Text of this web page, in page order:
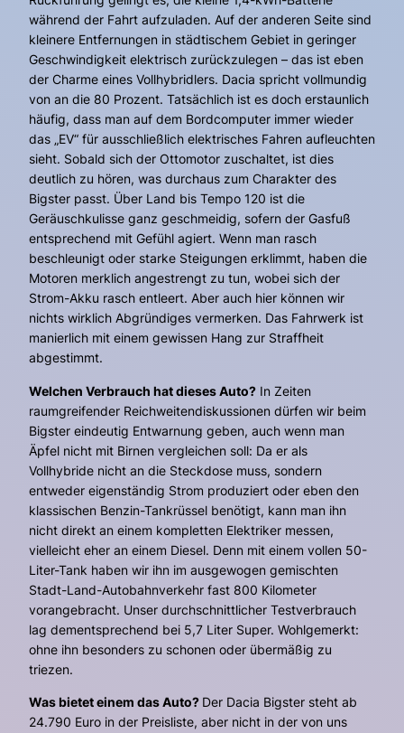
während der Fahrt aufzuladen. Auf der anderen Seite sind
kleinere Entfernungen in städtischem Gebiet in geringer
Geschwindigkeit elektrisch zurückzulegen – das ist eben
der Charme eines Vollhybridlers. Dacia spricht vollmundig
von an die 80 Prozent. Tatsächlich ist es doch erstaunlich
häufig, dass man auf dem Bordcomputer immer wieder
das „EV“ für ausschließlich elektrisches Fahren aufleuchten
sieht. Sobald sich der Ottomotor zuschaltet, ist dies
deutlich zu hören, was durchaus zum Charakter des
Bigster passt. Über Land bis Tempo 120 ist die
Geräuschkulisse ganz geschmeidig, sofern der Gasfuß
entsprechend mit Gefühl agiert. Wenn man rasch
beschleunigt oder starke Steigungen erklimmt, haben die
Motoren merklich angestrengt zu tun, wobei sich der
Strom-Akku rasch entleert. Aber auch hier können wir
nichts wirklich Abgründiges vermerken. Das Fahrwerk ist
manierlich mit einem gewissen Hang zur Straffheit
abgestimmt.
Welchen Verbrauch hat dieses Auto? In Zeiten
raumgreifender Reichweitendiskussionen dürfen wir beim
Bigster eindeutig Entwarnung geben, auch wenn man
Äpfel nicht mit Birnen vergleichen soll: Da er als
Vollhybride nicht an die Steckdose muss, sondern
entweder eigenständig Strom produziert oder eben den
klassischen Benzin-Tankrüssel benötigt, kann man ihn
nicht direkt an einem kompletten Elektriker messen,
vielleicht eher an einem Diesel. Denn mit einem vollen 50-
Liter-Tank haben wir ihn im ausgewogen gemischten
Stadt-Land-Autobahnverkehr fast 800 Kilometer
vorangebracht. Unser durchschnittlicher Testverbrauch
lag dementsprechend bei 5,7 Liter Super. Wohlgemerkt:
ohne ihn besonders zu schonen oder übermäßig zu
triezen.
Was bietet einem das Auto? Der Dacia Bigster steht ab
24.790 Euro in der Preisliste, aber nicht in der von uns